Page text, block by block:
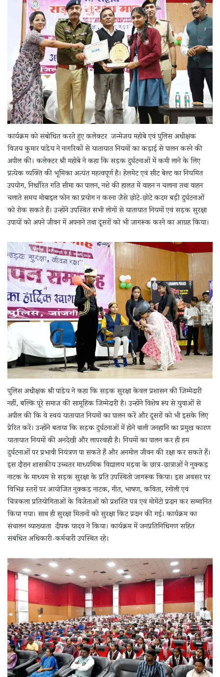
कार्यक्रम को संबोधित करते हुए कलेक्टर जन्मेजय महोबे एवं पुलिस अधीक्षक
विजय कुमार पांडेय ने नागरिकों से यातायात नियमों का कड़ाई से पालन करने की
अपील की। कलेक्टर श्री महोबे ने कहा कि सड़क दुर्घटनाओं में कमी लाने के लिए
प्रत्येक व्यक्ति की भूमिका अत्यंत महत्वपूर्ण है। हेलमेट एवं सीट बेल्ट का नियमित
उपयोग, निर्धारित गति सीमा का पालन, नशे की हालत में वाहन न चलाना तथा वाहन
चलाते समय मोबाइल फोन का प्रयोग न करना जैसे छोटे-छोटे कदम बड़ी दुर्घटनाओं
को रोक सकते हैं। उन्होंने उपस्थित सभी लोगों से यातायात नियमों एवं सड़क सुरक्षा
उपायों को अपने जीवन में अपनाने तथा दूसरों को भी जागरूक करने का आग्रह किया।
पुलिस अधीक्षक श्री पांडेय ने कहा कि सड़क सुरक्षा केवल प्रशासन की जिम्मेदारी
नहीं, बल्कि पूरे समाज की सामूहिक जिम्मेदारी है। उन्होंने विशेष रूप से युवाओं से
अपील की कि वे स्वयं यातायात नियमों का पालन करें और दूसरों को भी इसके लिए
प्रेरित करें। उन्होंने बताया कि सड़क दुर्घटनाओं में होने वाली जनहानि का प्रमुख कारण
यातायात नियमों की अनदेखी और लापरवाही है। नियमों का पालन कर ही हम
दुर्घटनाओं पर प्रभावी नियंत्रण पा सकते हैं और अनमोल जीवन की रक्षा कर सकते हैं।
इस दौरान शासकीय उच्चतर माध्यमिक विद्यालय मड़वा के छात्र-छात्राओं ने नुक्कड़
नाटक के माध्यम से सड़क सुरक्षा के प्रति उपस्थितो जागरूक किया। इस अवसर पर
विभिन्न स्तरों पर आयोजित नुक्कड़ नाटक, गीत, भाषण, कविता, रंगोली एवं
चित्रकला प्रतियोगिताओं के विजेताओं को प्रशस्ति पत्र एवं मोमेंटो प्रदान कर सम्मानित
किया गया। साथ ही सुरक्षा मितानों को सुरक्षा किट प्रदान की गई। कार्यक्रम का
संचालन व्याख्याता दीपक यादव ने किया। कार्यक्रम में जनप्रतिनिधिगण सहित
संबंधित अधिकारी-कर्मचारी उपस्थित रहे।